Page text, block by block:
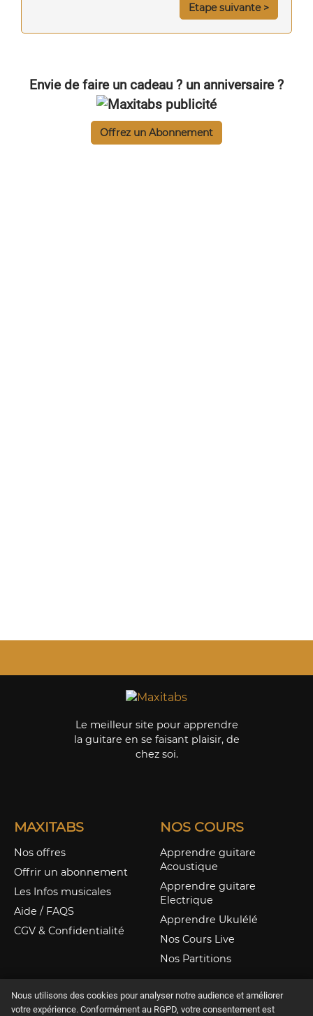
Etape suivante >
Envie de faire un cadeau ? un anniversaire ?
Offrez un Abonnement
Le meilleur site pour apprendre
la guitare en se faisant plaisir, de
chez soi.
MAXITABS
Nos offres
Offrir un abonnement
Les Infos musicales
Aide / FAQS
CGV & Confidentialité
NOS COURS
Apprendre guitare
Acoustique
Apprendre guitare
Electrique
Apprendre Ukulélé
Nos Cours Live
Nos Partitions
Nous utilisons des cookies pour analyser notre audience et améliorer
votre expérience. Conformément au RGPD, votre consentement est